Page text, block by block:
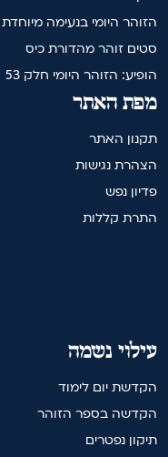
הזוהר היומי בנעימה מיוחדת
סטים זוהר מהדורת כיס
הופיע: הזוהר היומי חלק 53
מפת האתר
תקנון האתר
הצהרת נגישות
פדיון נפש
התרת קללות
עילוי נשמה
הקדשת יום לימוד
הקדשה בספר הזוהר
תיקון נפטרים